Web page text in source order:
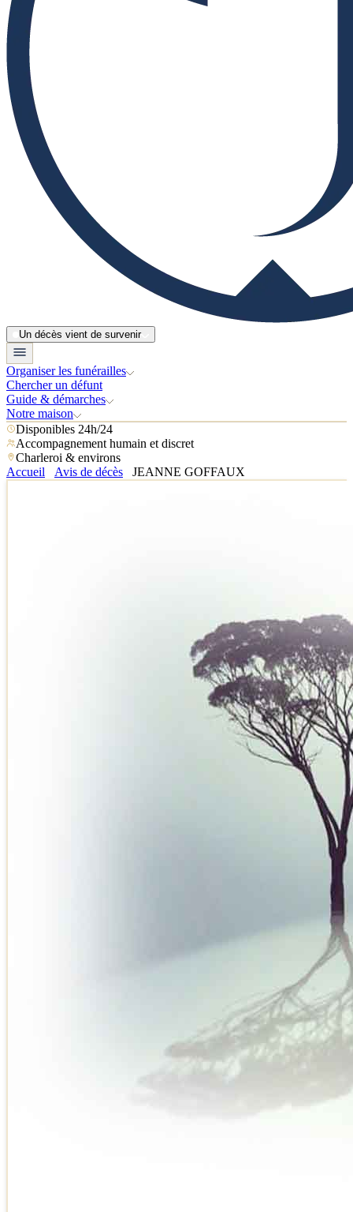
Un décès vient de survenir
Organiser les funérailles
Chercher un défunt
Guide & démarches
Notre maison
Disponibles 24h/24
Accompagnement humain et discret
Charleroi & environs
Accueil
Avis de décès JEANNE GOFFAUX